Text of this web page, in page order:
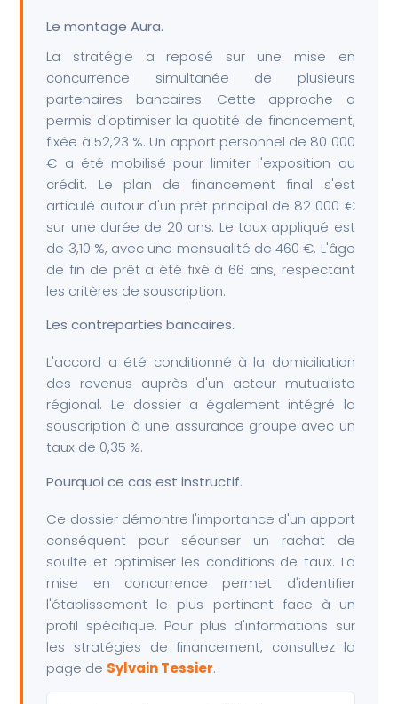
Le montage Aura.
La stratégie a reposé sur une mise en
concurrence simultanée de plusieurs
partenaires bancaires. Cette approche a
permis d'optimiser la quotité de financement,
fixée à 52,23 %. Un apport personnel de 80 000
€ a été mobilisé pour limiter l'exposition au
crédit. Le plan de financement final s'est
articulé autour d'un prêt principal de 82 000 €
sur une durée de 20 ans. Le taux appliqué est
de 3,10 %, avec une mensualité de 460 €. L'âge
de fin de prêt a été fixé à 66 ans, respectant
les critères de souscription.
Les contreparties bancaires.
L'accord a été conditionné à la domiciliation
des revenus auprès d'un acteur mutualiste
régional. Le dossier a également intégré la
souscription à une assurance groupe avec un
taux de 0,35 %.
Pourquoi ce cas est instructif.
Ce dossier démontre l'importance d'un apport
conséquent pour sécuriser un rachat de
soulte et optimiser les conditions de taux. La
mise en concurrence permet d'identifier
l'établissement le plus pertinent face à un
profil spécifique. Pour plus d'informations sur
les stratégies de financement, consultez la
page de Sylvain Tessier.